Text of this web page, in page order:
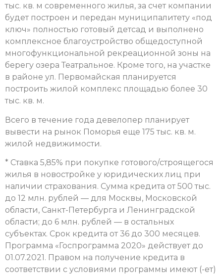
тыс. кв. м современного жилья, за счет компании
будет построен и передан муниципалитету «под
ключ» полностью готовый детсад и выполнено
комплексное благоустройство общедоступной
многофункциональной рекреационной зоны на
берегу озера Театральное. Кроме того, на участке
в районе ул. Первомайская планируется
построить жилой комплекс площадью более 30
тыс. кв. м.
Всего в течение года девелопер планирует
вывести на рынок Поморья еще 175 тыс. кв. м.
жилой недвижимости.
* Ставка 5,85% при покупке готового/строящегося
жилья в новостройке у юридических лиц при
наличии страхования. Сумма кредита от 500 тыс.
до 12 млн. рублей — для Москвы, Московской
области, Санкт-Петербурга и Ленинградской
области; до 6 млн. рублей — в остальных
субъектах. Срок кредита от 36 до 300 месяцев.
Программа «Госпрограмма 2020» действует до
01.07.2021. Правом на получение кредита в
соответствии с условиями программы имеют (-ет)